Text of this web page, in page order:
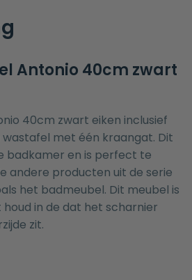
Antonio 40cm zwart
40cm zwart eiken inclusief
met één kraangat. Dit
badkamer en is perfect te
andere producten uit de serie
het badmeubel. Dit meubel is
in de dat het scharnier
zit.